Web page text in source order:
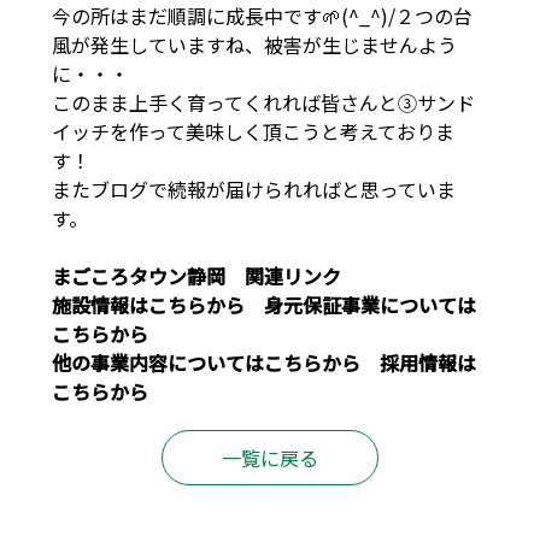
今の所はまだ順調に成長中です🌱(^_^)/２つの台
風が発生していますね、被害が生じませんよう
に・・・
このまま上手く育ってくれれば皆さんと③サンド
イッチを作って美味しく頂こうと考えておりま
す！
またブログで続報が届けられればと思っていま
す。
まごころタウン静岡 関連リンク
施設情報はこちらから 身元保証事業については
こちらから
他の事業内容についてはこちらから 採用情報は
こちらから
一覧に戻る